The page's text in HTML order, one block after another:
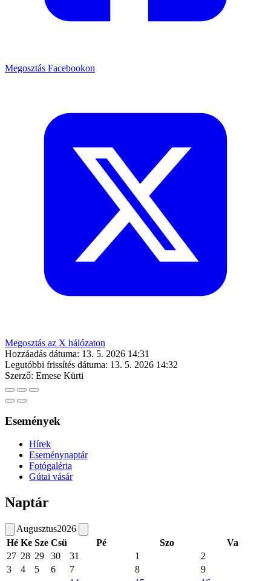
Megosztás Facebookon
Megosztás az X hálózaton
Hozzáadás dátuma: 13. 5. 2026 14:31
Legutóbbi frissítés dátuma: 13. 5. 2026 14:32
Szerző: Emese Kürti
Események
Hírek
Eseménynaptár
Fotógaléria
Gútai vásár
Naptár
Augusztus2026
Hé Ke Sze Csü Pé Szo
Va
27 28 29 30 31 1
2
3
4 5 6 7 8
9